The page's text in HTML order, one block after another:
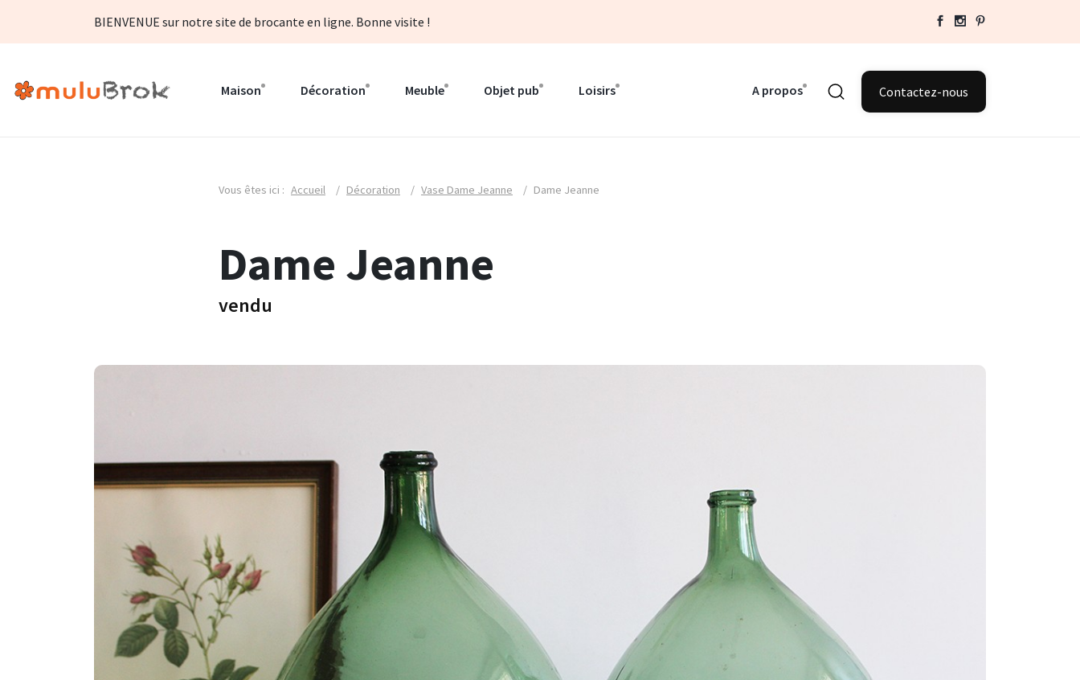
BIENVENUE sur notre site de brocante en ligne. Bonne visite !
Maison Décoration Meuble Objet pub Loisirs A propos Contactez-nous
Vous êtes ici : Accueil / Décoration / Vase Dame Jeanne / Dame Jeanne
Dame Jeanne
vendu